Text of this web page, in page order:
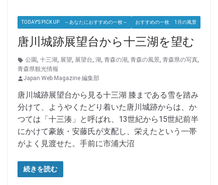
TODAY'S PICK UP ～あなたにおすすめの一枚～ おすすめの一枚 1月の風景
唐川城跡展望台から十三湖を望む
公園, 十三湖, 展望, 展望台, 湖, 青森の湖, 青森の風景, 青森県の写真,
青森県観光情報
Japan Web Magazine 編集部
唐川城跡展望台から見る十三湖 膝まである雪を踏み
分けて、ようやくたどり着いた唐川城跡からは、か
つては「十三湊」と呼ばれ、13世紀から15世紀前半
にかけて豪族・安藤氏が支配し、栄えたという一帯
がよく見渡せた。手前に市浦大沼
続きを読む